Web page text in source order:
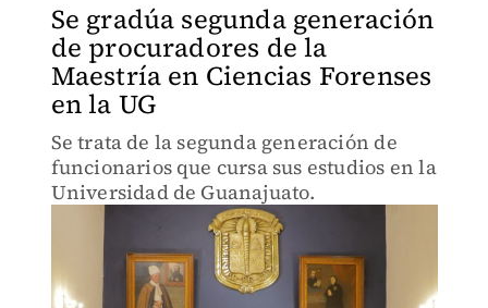
Se gradúa segunda generación
de procuradores de la
Maestría en Ciencias Forenses
en la UG
Se trata de la segunda generación de
funcionarios que cursa sus estudios en la
Universidad de Guanajuato.